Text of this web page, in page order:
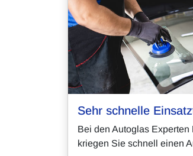
Sehr schnelle
Bei den Autoglas Experten
kriegen Sie schnell einen